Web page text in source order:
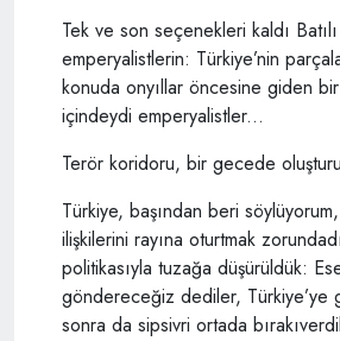
Tek ve son seçenekleri kaldı Batılı
emperyalistlerin: Türkiye’nin
konuda onyıllar öncesine giden bir
içindeydi emperyalistler...
Terör koridoru, bir gecede
Türkiye, başından beri
ilişkilerini rayına oturtmak
politikasıyla tuzağa düşürüldük:
göndereceğiz dediler, Türkiye’ye
sonra da sipsivri ortada